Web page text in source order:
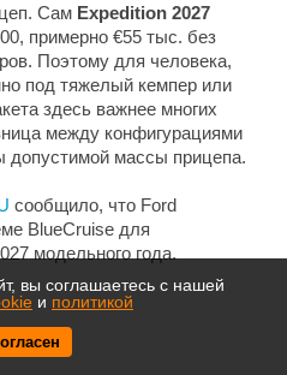
Сам Expedition 2027
примерно €55 тыс. без
Поэтому для человека,
под тяжелый кемпер или
здесь важнее многих
между конфигурациями
допустимой массы прицепа.
сообщило, что Ford
BlueCruise для
модельного года.
вы соглашаетесь с нашей
и политикой